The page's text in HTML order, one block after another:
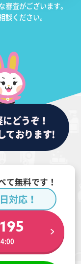
査がございます。
ください。
どうぞ！
ております!
て無料です！
対応！